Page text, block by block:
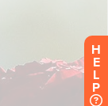
H
E
L
P